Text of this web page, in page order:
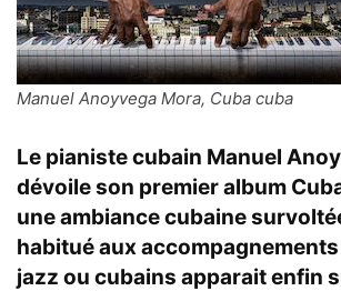
Manuel Anoyvega Mora, Cuba cuba
Le pianiste cubain Manuel
dévoile son premier album
une ambiance cubaine
habitué aux accompagnements
jazz ou cubains apparait enfin